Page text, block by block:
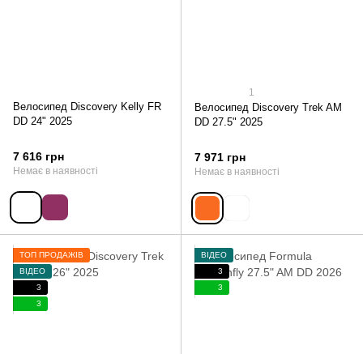
Велосипед Discovery Kelly FR
DD 24" 2025
7 616 грн
Немає в наявності
1
Велосипед Discovery Trek AM
DD 27.5" 2025
7 971 грн
Немає в наявності
ТОП ПРОДАЖІВ
ВІДЕО
3
3
ВІДЕО
3
3